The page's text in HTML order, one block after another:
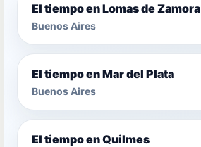
El tiempo en Lomas de Zamora
Buenos Aires
El tiempo en Mar del Plata
Buenos Aires
El tiempo en Quilmes